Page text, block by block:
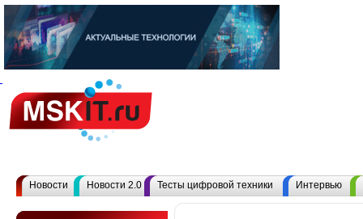
Новости Новости 2.0 Тесты цифровой техники Интервью